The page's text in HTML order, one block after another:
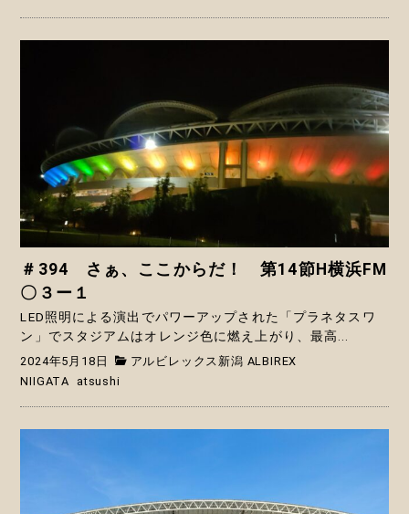
＃394 さぁ、ここからだ！ 第14節H横浜FM
〇３ー１
LED照明による演出でパワーアップされた「プラネタスワ
ン」でスタジアムはオレンジ色に燃え上がり、最高...
2024年5月18日
アルビレックス新潟 ALBIREX
NIIGATA
atsushi